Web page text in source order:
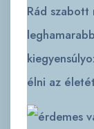
Rád szabott
élni az